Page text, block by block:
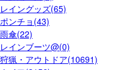
レイングッズ(65)
ポンチョ(43)
雨傘(22)
レインブーツ@(0)
狩猟・アウトドア(10691)